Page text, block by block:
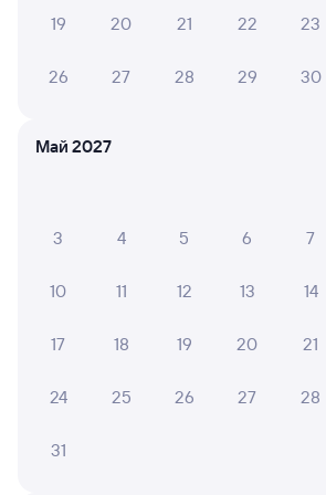
от 3 ⁠908 ⁠₽
Выберите дату
Найдём билет на поезд за вас
Отзывы пассажиров
4
19 20 21 22 23
26 27 28 29 30
Май 2027
3 4 5 6 7
10 11 12 13 14
17 18 19 20 21
24 25 26 27 28
31